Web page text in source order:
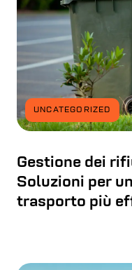
UNCATEGORIZED
Gestione dei
Soluzioni per
trasporto più